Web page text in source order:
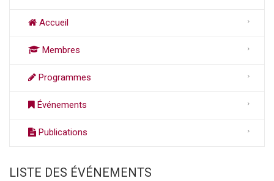
Accueil
Membres
Programmes
Événements
Publications
LISTE DES ÉVÉNEMENTS